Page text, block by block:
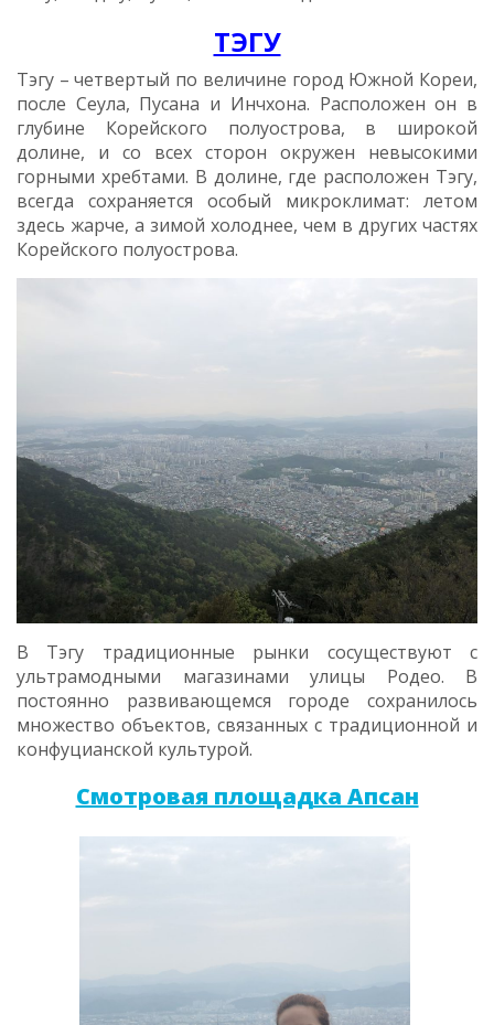
ТЭГУ
Тэгу – четвертый по величине город Южной Кореи,
после Сеула, Пусана и Инчхона. Расположен он в
глубине Корейского полуострова, в широкой
долине, и со всех сторон окружен невысокими
горными хребтами. В долине, где расположен Тэгу,
всегда сохраняется особый микроклимат: летом
здесь жарче, а зимой холоднее, чем в других частях
Корейского полуострова.
В Тэгу традиционные рынки сосуществуют с
ультрамодными магазинами улицы Родео. В
постоянно развивающемся городе сохранилось
множество объектов, связанных с традиционной и
конфуцианской культурой.
Смотровая площадка Апсан